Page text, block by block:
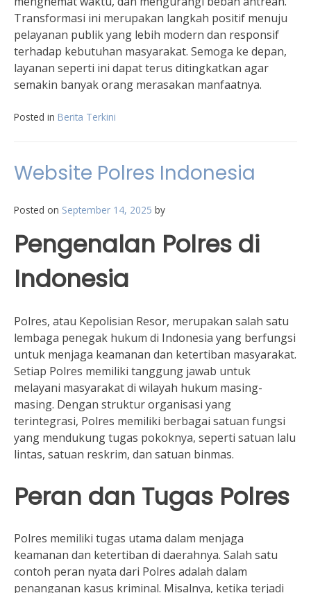
Transformasi ini merupakan langkah positif menuju
pelayanan publik yang lebih modern dan responsif
terhadap kebutuhan masyarakat. Semoga ke depan,
layanan seperti ini dapat terus ditingkatkan agar
semakin banyak orang merasakan manfaatnya.
Posted in Berita Terkini
Website Polres Indonesia
Posted on September 14, 2025 by
Pengenalan Polres di
Indonesia
Polres, atau Kepolisian Resor, merupakan salah satu
lembaga penegak hukum di Indonesia yang berfungsi
untuk menjaga keamanan dan ketertiban masyarakat.
Setiap Polres memiliki tanggung jawab untuk
melayani masyarakat di wilayah hukum masing-
masing. Dengan struktur organisasi yang
terintegrasi, Polres memiliki berbagai satuan fungsi
yang mendukung tugas pokoknya, seperti satuan lalu
lintas, satuan reskrim, dan satuan binmas.
Peran dan Tugas Polres
Polres memiliki tugas utama dalam menjaga
keamanan dan ketertiban di daerahnya. Salah satu
contoh peran nyata dari Polres adalah dalam
penanganan kasus kriminal. Misalnya, ketika terjadi